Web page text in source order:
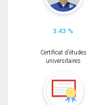
3.43 %
Certificat d'études
universitaires